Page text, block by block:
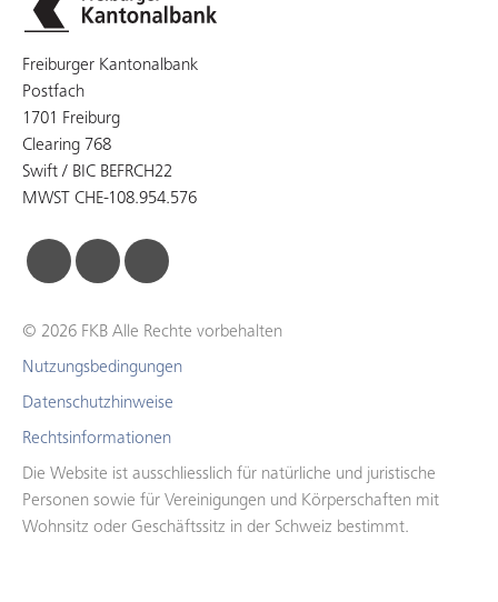
Freiburger Kantonalbank
Postfach
1701 Freiburg
Clearing 768
Swift / BIC BEFRCH22
MWST CHE-108.954.576
© 2026 FKB Alle Rechte vorbehalten
Nutzungsbedingungen
Datenschutzhinweise
Rechtsinformationen
Die Website ist ausschliesslich für natürliche und juristische
Personen sowie für Vereinigungen und Körperschaften mit
Wohnsitz oder Geschäftssitz in der Schweiz bestimmt.